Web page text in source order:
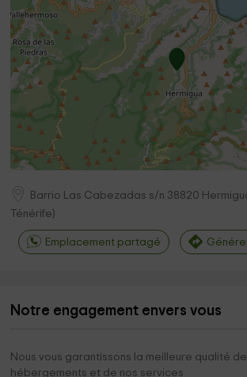
Barrio Las Cabezadas s/n 38820
Ténérife)
Emplacement partagé
Notre engagement envers vous
Nous vous garantissons la meilleure qualité
hébergements et de nos services